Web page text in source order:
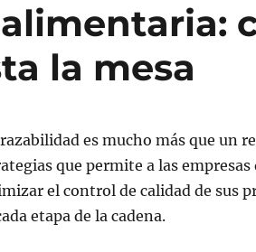
la mesa
es mucho más que un
que permite a las
el control de calidad de sus
etapa de la cadena.